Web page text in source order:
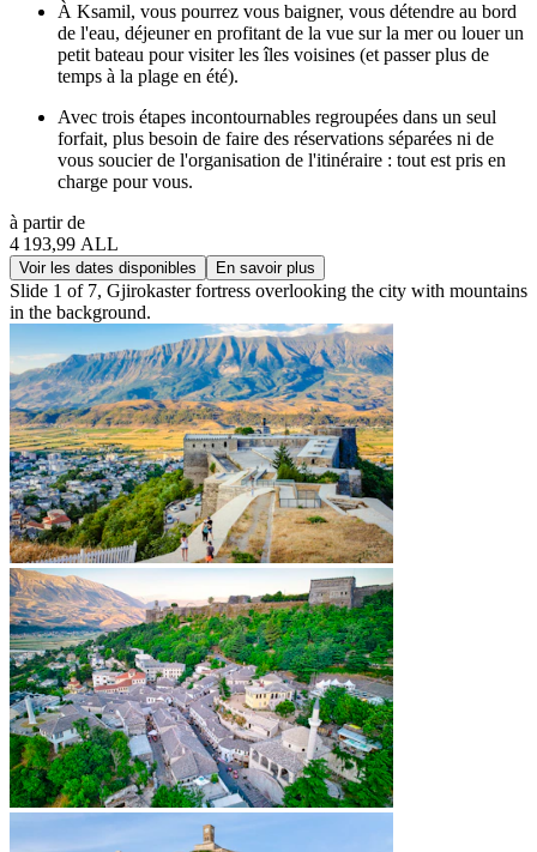
À Ksamil, vous pourrez vous baigner, vous détendre au bord
de l'eau, déjeuner en profitant de la vue sur la mer ou louer un
petit bateau pour visiter les îles voisines (et passer plus de
temps à la plage en été).
Avec trois étapes incontournables regroupées dans un seul
forfait, plus besoin de faire des réservations séparées ni de
vous soucier de l'organisation de l'itinéraire : tout est pris en
charge pour vous.
à partir de
4 193,99 ALL
Voir les dates disponibles En savoir plus
Slide 1 of 7, Gjirokaster fortress overlooking the city with mountains
in the background.